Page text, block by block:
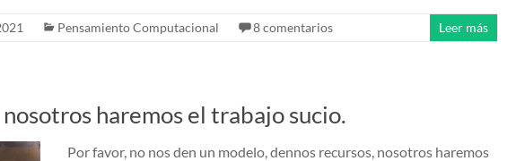
Pensamiento Computacional 8 comentarios Leer más
haremos el trabajo sucio.
Por favor, no nos den un modelo, dennos recursos, nosotros haremos